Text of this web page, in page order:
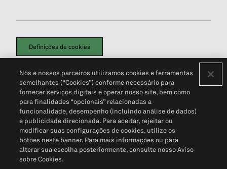
Definições de cookies
Política de PrivacidadePortal de privacidade do cliente (em inglês)
Não Venda Minhas Informações Pessoais© 2026 S&P Global
Nós e nossos parceiros utilizamos cookies e ferramentas
semelhantes (“Cookies”) conforme necessário para
fornecer serviços digitais e operar nosso site, bem como
para finalidades “opcionais” relacionadas a
funcionalidade, desempenho (incluindo análise de dados)
e publicidade direcionada. Para aceitar, rejeitar ou
modificar suas configurações de cookies, utilize os
botões neste banner. Para mais informações ou para
alterar sua escolha posteriormente, consulte nosso Aviso
sobre Cookies.